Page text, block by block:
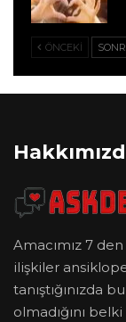
ÖNCEKI
Amacımız 7
ilişkiler
tanıştığınızda
olmadığını